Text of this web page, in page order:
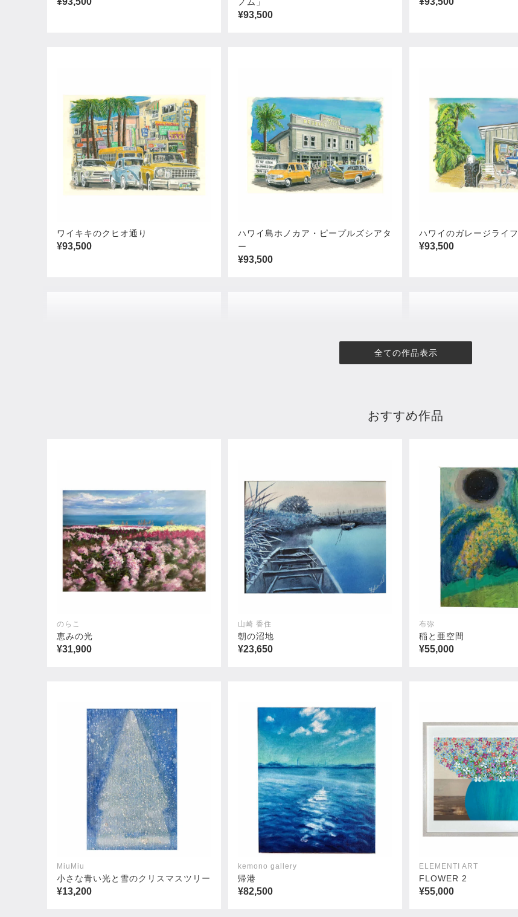
全ての作品表示
¥93,500
ワイキキのクヒオ通り
¥93,500
ハワイ島ホノカア・ピープルズシアタ
ー
¥93,500
ハワイのガレージライフ
¥93,500
¥93,500 ¥93,500
タンタラスの家
¥93,500
ミッドセンチュリーモダン
¥253,000
パラダイス
¥253,000 ¥88,000
おすすめ作品
のらこ
恵みの光
¥31,900
山崎 香住
朝の沼地
¥23,650
布弥
稲と亜空間
¥55,000
MiuMiu
小さな青い光と雪のクリスマスツリー
¥13,200
kemono gallery
帰港
¥82,500
ELEMENTI ART
FLOWER 2
¥55,000